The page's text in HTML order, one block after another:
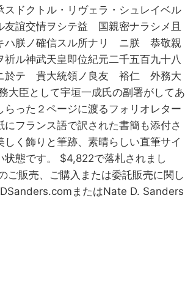
ドクトル・リヴェラ・シュレイベル
友誼交情ヲシテ益 国親密ナラシメ且
朕ノ確信スル所ナリ ニ朕 恭敬親
ル神武天皇即位紀元二千五百九十八
於テ 貴大統領ノ良友 裕仁 外務大
臣として宇垣一成氏の副署がしてあ
った２ページに渡るフォリオレター
フランス語で訳された書簡も添付さ
く飾りと筆跡、素晴らしい直筆サイ
状態です。 $4,822で落札されまし
ご販売、ご購入または委託販売に関し
またはNate D. Sanders